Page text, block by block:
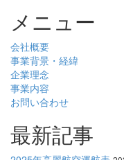
メニュー
会社概要
事業背景・経緯
企業理念
事業内容
お問い合わせ
最新記事